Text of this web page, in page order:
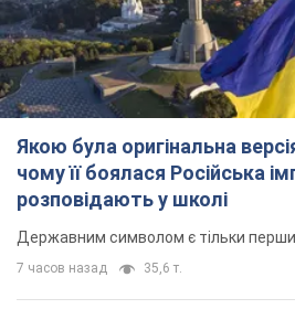
Державним символом є тільки перший
7 часов назад 35,6 т.
Олександру Пономарьову –
відомо про трьох дітей
символа 90-х та який
мають
За розвитком кар'єри артист не